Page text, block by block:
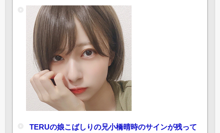
TERUの娘こばしりの兄小橋晴時のサインが残って